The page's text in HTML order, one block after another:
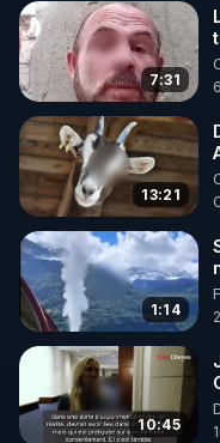
http://rgnr.li/
🌱 LA
Pour ne pas rater
http://rgnr.li/news
🌱 VIDÉOS NON
Toutes les vidéos
http://rgnr.li/odysee
🌱 LES STAGES
http://rgnr.li/stages
7:31
13:21
1:14
10:45